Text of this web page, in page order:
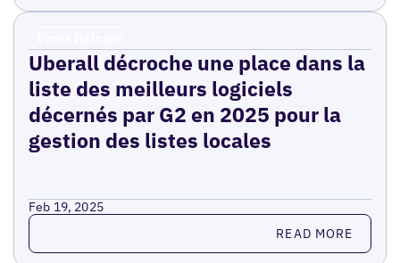
Uberall décroche une place dans la
liste des meilleurs logiciels
décernés par G2 en 2025 pour la
gestion des listes locales
Feb 19, 2025
Read more READ MORE